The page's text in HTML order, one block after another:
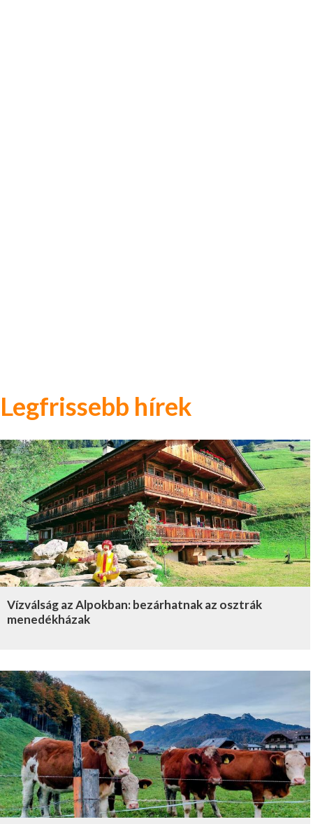
Legfrissebb hírek
Vízválság az Alpokban: bezárhatnak az osztrák
menedékházak